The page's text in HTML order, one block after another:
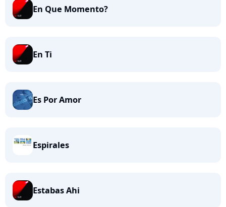
En Que Momento?
En Ti
Es Por Amor
Espirales
Estabas Ahi